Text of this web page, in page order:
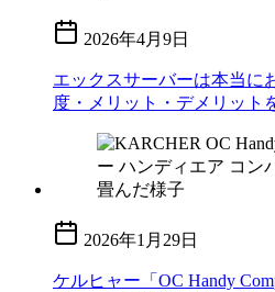
2026年4月9日
エックスサーバーは本当に
度・メリット・デメリット
2026年1月29日
ケルヒャー「OC Handy